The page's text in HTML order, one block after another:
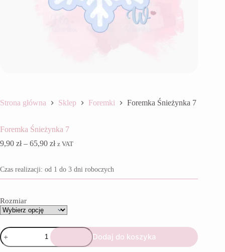
Strona główna Sklep Foremki Foremka Śnieżynka 7
Foremka Śnieżynka 7
9,90 zł – 65,90 złZakres
9,90 zł
do
z VAT
Czas realizacji: od 1 do 3 dni roboczych
Rozmiar
ilość
Foremka
Śnieżynka
Dodaj do koszyka